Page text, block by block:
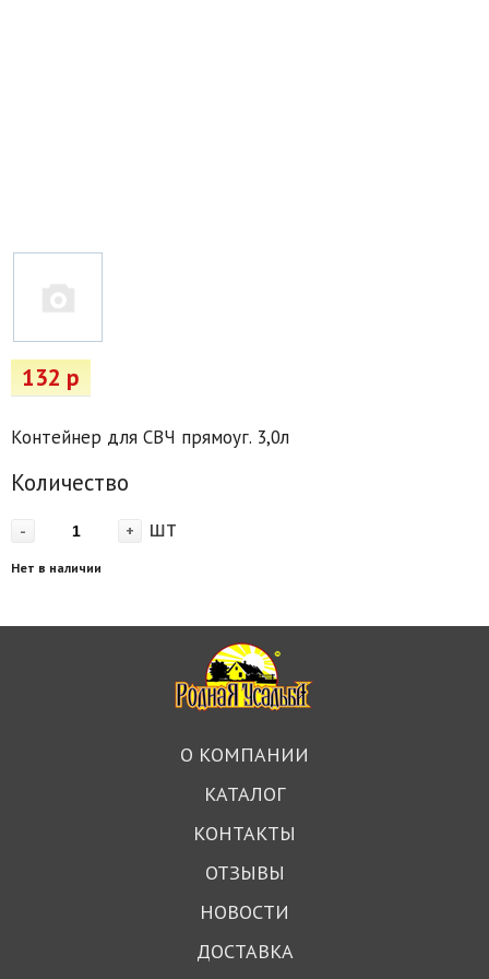
Подарочные сертификаты
132 р
Контейнер для СВЧ прямоуг. 3,0л
Количество
- + шт
Нет в наличии
О КОМПАНИИ
КАТАЛОГ
КОНТАКТЫ
ОТЗЫВЫ
НОВОСТИ
ДОСТАВКА